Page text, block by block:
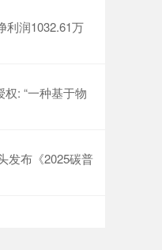
利润1032.61万
: “一种基于物
发布《2025碳普